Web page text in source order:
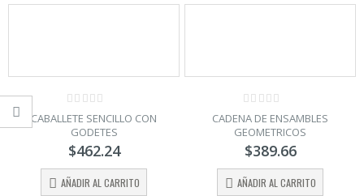
0
out
of
5
CABALLETE SENCILLO CON
GODETES
$462.24
AÑADIR AL CARRITO
0
out
of
5
CADENA DE ENSAMBLES
GEOMETRICOS
$389.66
AÑADIR AL CARRITO